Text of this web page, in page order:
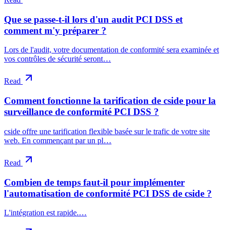
Que se passe-t-il lors d'un audit PCI DSS et
comment m'y préparer ?
Lors de l'audit, votre documentation de conformité sera examinée et
vos contrôles de sécurité seront…
Read
Comment fonctionne la tarification de cside pour la
surveillance de conformité PCI DSS ?
cside offre une tarification flexible basée sur le trafic de votre site
web. En commençant par un pl…
Read
Combien de temps faut-il pour implémenter
l'automatisation de conformité PCI DSS de cside ?
L'intégration est rapide.…